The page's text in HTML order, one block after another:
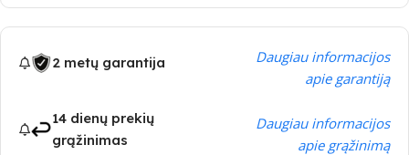
2 metų garantija
Daugiau informacijos
apie garantiją
14 dienų prekių
grąžinimas
Daugiau informacijos
apie grąžinimą